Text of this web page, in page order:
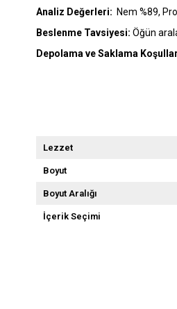
Analiz Değerleri: Nem %89,
Beslenme Tavsiyesi: Öğün
Depolama ve Saklama
Lezzet
Boyut
Boyut Aralığı
İçerik Seçimi